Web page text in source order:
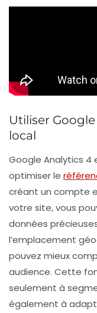
Utiliser
local
Google Analytics 4
optimiser le
créant un compte
votre site, vous
données
l’emplacement
pouvez mieux
audience. Cette
seulement à
également à